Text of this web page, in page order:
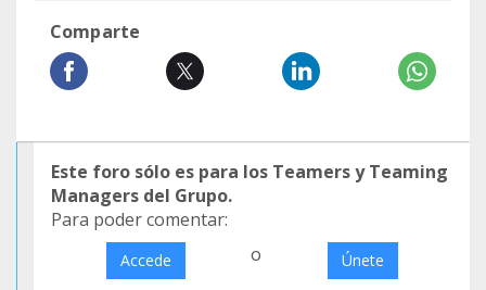
Comparte
Este foro sólo es para los Teamers y Teaming
Managers del Grupo.
Para poder comentar:
Accede o Únete